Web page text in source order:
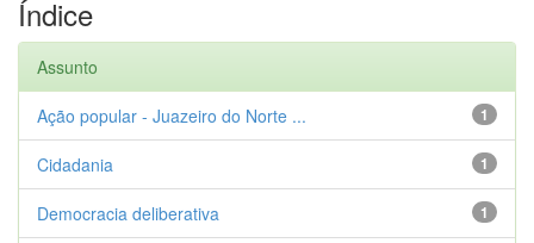
Índice
Assunto
1
Ação popular - Juazeiro do Norte ...
1
Cidadania
1
Democracia deliberativa